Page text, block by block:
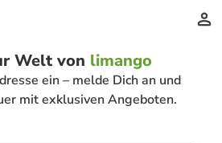
Welt von limango
ein – melde Dich an und
mit exklusiven Angeboten.